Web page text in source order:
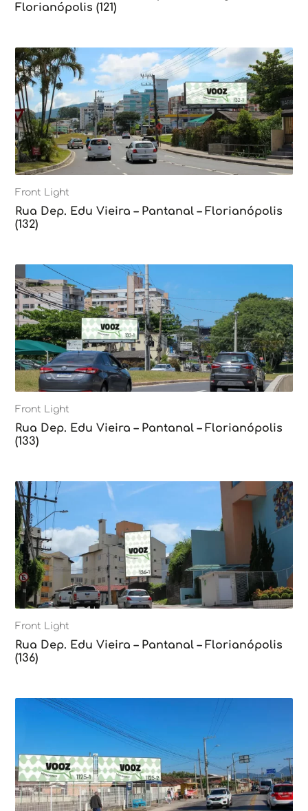
Florianópolis (121)
Front Light
Rua Dep. Edu Vieira – Pantanal – Florianópolis
(132)
Front Light
Rua Dep. Edu Vieira – Pantanal – Florianópolis
(133)
Front Light
Rua Dep. Edu Vieira – Pantanal – Florianópolis
(136)